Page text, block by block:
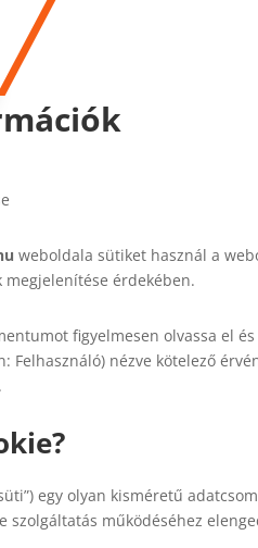
weboldala sütiket használ a
megjelenítése érdekében.
figyelmesen olvassa el
Felhasználó) nézve kötelező
egy olyan kisméretű
szolgáltatás működéséhez